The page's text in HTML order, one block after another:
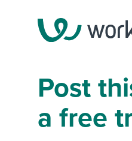
Post
a free